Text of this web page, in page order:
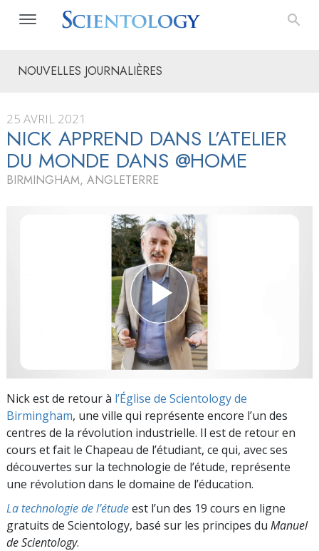
NOUVELLES JOURNALIÈRES
25 AVRIL 2021
NICK APPREND DANS L’ATELIER
DU MONDE DANS @HOME
BIRMINGHAM, ANGLETERRE
Nick est de retour à l’Église de Scientology de
Birmingham, une ville qui représente encore l’un des
centres de la révolution industrielle. Il est de retour en
cours et fait le Chapeau de l’étudiant, ce qui, avec ses
découvertes sur la technologie de l’étude, représente
une révolution dans le domaine de l’éducation.
La technologie de l’étudeest l’un des 19 cours en ligne
gratuits de Scientology, basé sur les principes du Manuel
de Scientology.